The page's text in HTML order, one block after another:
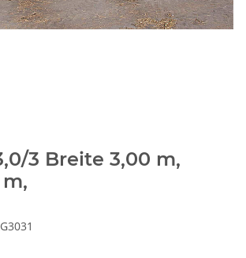
3 Breite 3,00 m,
m,